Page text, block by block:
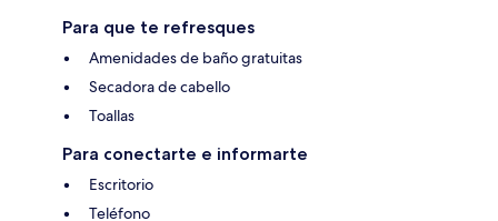
Para que te refresques
Amenidades de baño gratuitas
Secadora de cabello
Toallas
Para conectarte e informarte
Escritorio
Teléfono